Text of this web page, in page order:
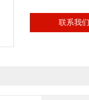
联系我们